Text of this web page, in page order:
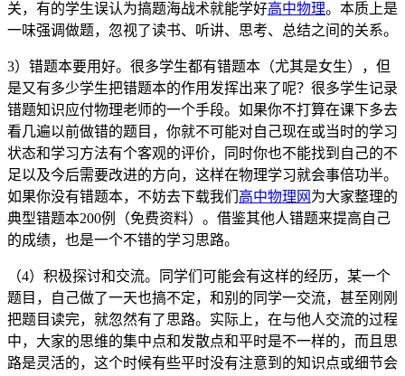
关，有的学生误认为搞题海战术就能学好高中物理。本质上是
一味强调做题，忽视了读书、听讲、思考、总结之间的关系。
3）错题本要用好。很多学生都有错题本（尤其是女生），但
是又有多少学生把错题本的作用发挥出来了呢？很多学生记录
错题知识应付物理老师的一个手段。如果你不打算在课下多去
看几遍以前做错的题目，你就不可能对自己现在或当时的学习
状态和学习方法有个客观的评价，同时你也不能找到自己的不
足以及今后需要改进的方向，这样在物理学习就会事倍功半。
如果你没有错题本，不妨去下载我们 高中物理网 为大家整理的
典型错题本200例（免费资料）。借鉴其他人错题来提高自己
的成绩，也是一个不错的学习思路。
（4）积极探讨和交流。同学们可能会有这样的经历，某一个
题目，自己做了一天也搞不定，和别的同学一交流，甚至刚刚
把题目读完，就忽然有了思路。实际上，在与他人交流的过程
中，大家的思维的集中点和发散点和平时是不一样的，而且思
路是灵活的，这个时候有些平时没有注意到的知识点或细节会